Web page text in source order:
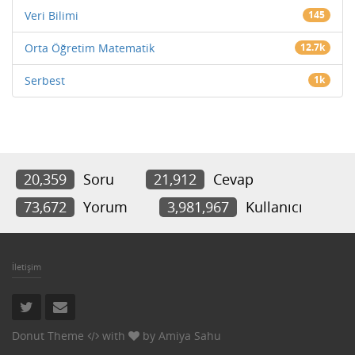
Veri Bilimi 145
Orta Öğretim Matematik 12.7k
Serbest 1k
20,359 Soru 21,912
Cevap
73,672
Yorum 3,981,967 Kullanıcı
İletişim
Donut Theme with by Amiya Sahu